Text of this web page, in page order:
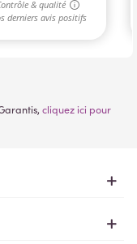
cliquez ici pour